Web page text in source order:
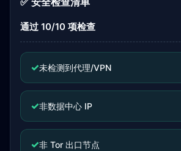
通过 10/10 项检查
✓未检测到代理/VPN
✓非数据中心 IP
✓非 Tor 出口节点